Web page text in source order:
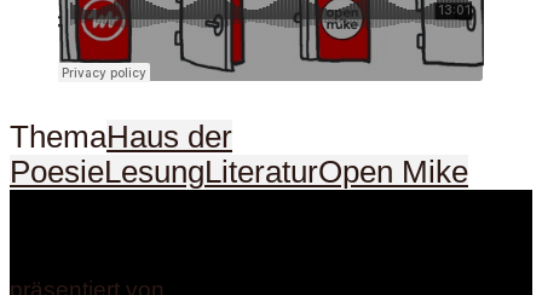
ThemaHaus der
PoesieLesungLiteraturOpen Mike
präsentiert von